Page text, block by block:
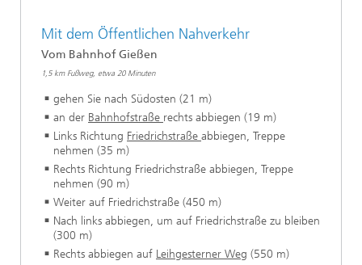
Mit dem Öffentlichen Nahverkehr
Vom Bahnhof Gießen
1,5 km Fußweg, etwa 20 Minuten
gehen Sie nach Südosten (21 m)
an der Bahnhofstraße rechts abbiegen (19 m)
Links Richtung Friedrichstraße abbiegen, Treppe
nehmen (35 m)
Rechts Richtung Friedrichstraße abbiegen, Treppe
nehmen (90 m)
Weiter auf Friedrichstraße (450 m)
Nach links abbiegen, um auf Friedrichstraße zu bleiben
(300 m)
Rechts abbiegen auf Leihgesterner Weg (550 m)